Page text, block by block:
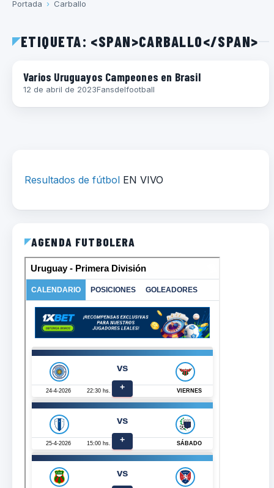
Portada › Carballo
ETIQUETA: <SPAN>CARBALLO</SPAN>
COPAS
Varios Uruguayos Campeones en Brasil
12 de abril de 2023Fansdelfootball
Resultados de fútbol EN VIVO
AGENDA FUTBOLERA